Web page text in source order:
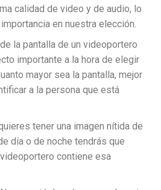
calidad de video y de audio, lo
en nuestra elección.
la pantalla de un videoportero
importante a la hora de elegir
mayor sea la pantalla, mejor
a la persona que está
tener una imagen nítida de
día o de noche tendrás que
contiene esa